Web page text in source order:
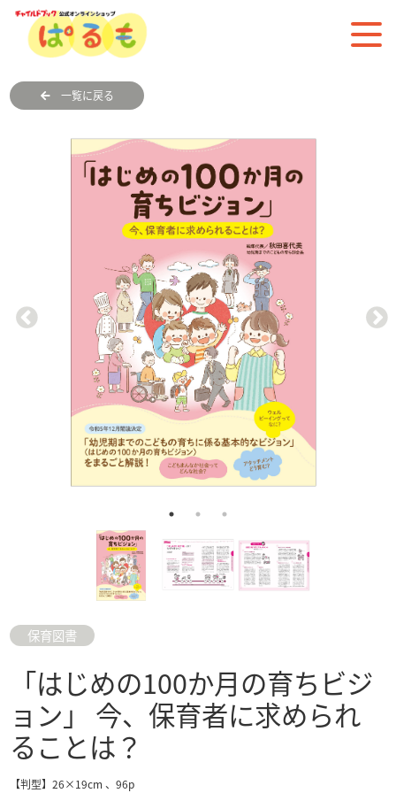
一覧に戻る
保育図書
「はじめの100か月の育ちビジ
ョン」 今、保育者に求められ
ることは？
【判型】26×19cm 、96p